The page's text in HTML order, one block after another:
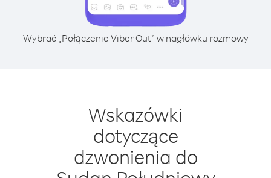
Wybrać „Połączenie Viber Out” w nagłówku rozmowy
Wskazówki
dotyczące
dzwonienia do